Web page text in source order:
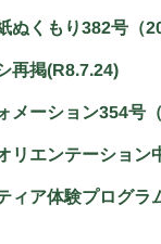
ぬくもり382号（
再掲(R8.7.24)
メーション354号
リエンテーション
ィア体験プログラ